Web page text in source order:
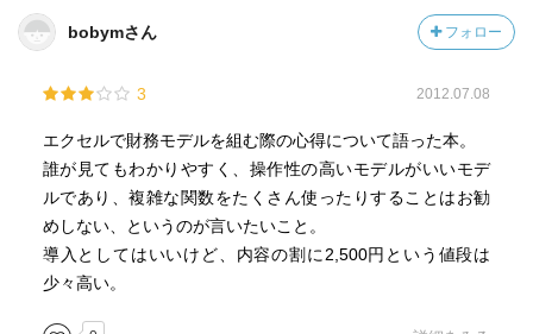
bobymさん フォロー
3 2012.07.08
エクセルで財務モデルを組む際の心得について語った本。
誰が見てもわかりやすく、操作性の高いモデルがいいモデ
ルであり、複雑な関数をたくさん使ったりすることはお勧
めしない、というのが言いたいこと。
導入としてはいいけど、内容の割に2,500円という値段は
少々高い。